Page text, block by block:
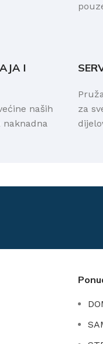
I
naših
naknadna
za